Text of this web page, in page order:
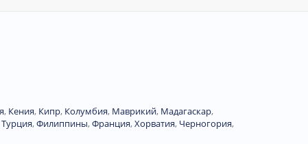
, Кения, Кипр, Колумбия, Маврикий, Мадагаскар,
Турция,Филиппины,Франция,Хорватия, Черногория,